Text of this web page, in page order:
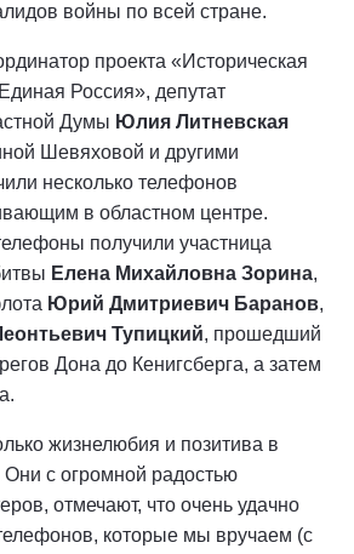
войны по всей стране.
проекта «Историческая
Россия», депутат
Думы Юлия Литневская
Шевяховой и другими
несколько телефонов
в областном центре.
получили участница
Елена Михайловна Зорина,
Юрий Дмитриевич Баранов,
Тупицкий, прошедший
Дона до Кенигсберга, а затем
жизнелюбия и позитива в
с огромной радостью
отмечают, что очень удачно
которые мы вручаем (с